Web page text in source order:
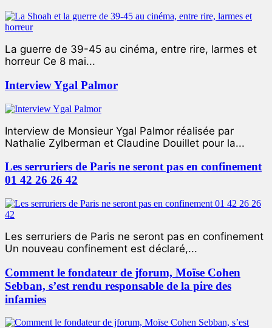
La guerre de 39-45 au cinéma, entre rire, larmes et
horreur Ce 8 mai...
Interview Ygal Palmor
Interview de Monsieur Ygal Palmor réalisée par
Nathalie Zylberman et Claudine Douillet pour la...
Les serruriers de Paris ne seront pas en confinement
01 42 26 26 42
Les serruriers de Paris ne seront pas en confinement
Un nouveau confinement est déclaré,...
Comment le fondateur de jforum, Moïse Cohen
Sebban, s’est rendu responsable de la pire des
infamies